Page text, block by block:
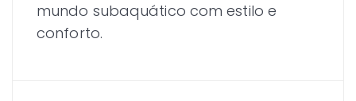
mundo subaquático com estilo e
conforto.